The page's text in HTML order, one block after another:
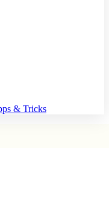
& Tricks